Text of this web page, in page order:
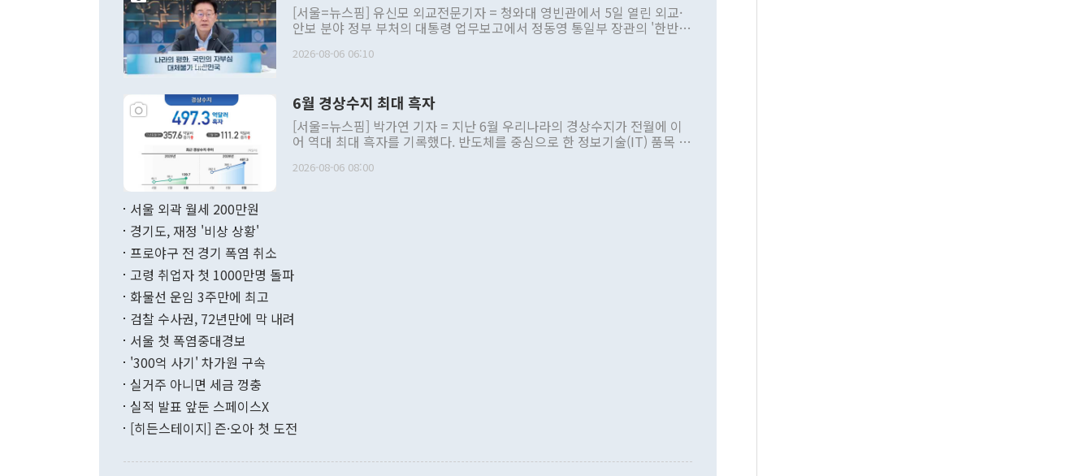
[서울=뉴스핌] 유신모 외교전문기자 = 청와대 영빈관에서 5일 열린 외교·
안보 분야 정부 부처의 대통령 업무보고에서 정동영 통일부 장관의 '한반도
발언 중에는 정부 내 조율을 거치지 않은 사안을 정책으로 추진하겠다고 공
주의적 희망에 근거한 비현실적 구상'이라는 비판을 내놨다. 그동안 정 장
관의 대북 정책 관련 발언이 물의를 빚은 적은 여러 번 있지만 대통령과 유
관 부처 장관이 공개적으로 부정적 입장을 표명한 것은 이례적이다. 정 장
관의 무리한 대북 접근법과 월권을 제어해야 한다는 목소리도 높아지고 있
다. [정동영 통일부 장관이 지난달 23일 오후 서울 종로구 정부서울청사에
무너졌다고도 했다. 또 "현 시점에서 흘러간 선(先)비핵화만 되뇌는 것은
함께 4자 대화의 동력을 확보하기 위해 최선을 다할 것"이라고 말했다. 하
"우리의 선의대로 하는 게 과연 한반도의 평화와 안정에 플러스냐, 결론적
관은 업무보고 사후 브리핑에서 정 장관이 언급한 '4자 회담'에 대해 "이상
2026-08-06 06:10
6월 경상수지 최대 흑자
[서울=뉴스핌] 박가연 기자 = 지난 6월 우리나라의 경상수지가 전월에 이
어 역대 최대 흑자를 기록했다. 반도체를 중심으로 한 정보기술(IT) 품목 수
료=한국은행] 한국은행이 6일 발표한 '2026년 6월 국제수지(잠정)'에 따르
며 월간 기준 처음으로 1000억달러를 넘어섰다. 상품수입은 644억8000만
196.9% 급증했고 컴퓨터·주변기기(SSD)는 282.7% 증가했다. IT 품목
수출은 160.4% 늘었으며 비IT 품목도 ▲석유제품(47.5%) ▲화공품
기록했지만 지식재산권사용료수지는 전월 흑자에서 4억4000만달러 적자
로 전환됐다. 본원소득수지는 배당소득을 중심으로 32억7000만달러 흑자
는 배당수입이 늘어난 데다 전월 분기배당에 따른 기저효과로 배당지급이
2026-08-06 08:00
서울 외곽 월세 200만원
경기도, 재정 '비상 상황'
프로야구 전 경기 폭염 취소
고령 취업자 첫 1000만명 돌파
화물선 운임 3주만에 최고
검찰 수사권, 72년만에 막 내려
서울 첫 폭염중대경보
'300억 사기' 차가원 구속
실거주 아니면 세금 껑충
실적 발표 앞둔 스페이스X
[히든스테이지] 즌·오아 첫 도전